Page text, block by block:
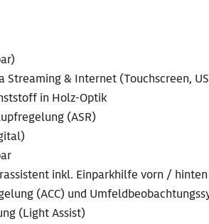
& Internet (Touchscreen,
in Holz-Optik
(ASR)
inkl. Einparkhilfe vorn /
(ACC) und
(Light Assist)